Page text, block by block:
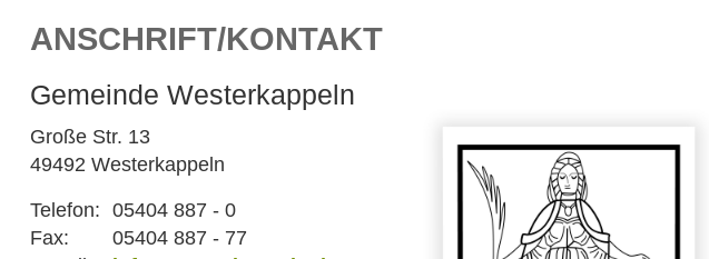
ANSCHRIFT/KONTAKT
Gemeinde Westerkappeln
Große Str. 13
49492 Westerkappeln
Telefon: 05404 887 - 0
Fax:
05404 887 - 77